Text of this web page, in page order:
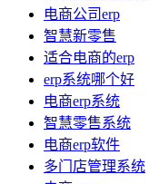
电商公司erp
智慧新零售
适合电商的erp
erp系统哪个好
电商erp系统
智慧零售系统
电商erp软件
多门店管理系统